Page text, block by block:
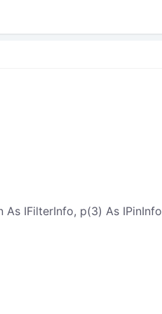
As IFilterInfo, p(3) As IPinInfo